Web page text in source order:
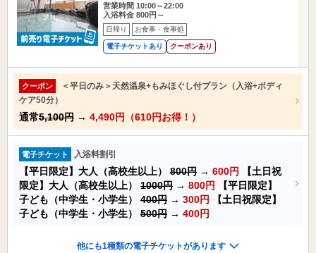
営業時間 10:00～22:00
入浴料金 800円～
日帰り お食事・食事処
電子チケットあり クーポンあり
クーポン
＜平日のみ＞天然温泉+もみほぐし付プラン（入浴+ボディ
ケア50分）
通常5,100円 → 4,490円（610円お得！）
電子チケット 入浴料割引
【平日限定】大人（高校生以上） 800円 → 600円
【土日祝
限定】大人（高校生以上） 1000円 → 800円
【平日限定】
子ども（中学生・小学生） 400円 → 300円
【土日祝限定】
子ども（中学生・小学生） 500円 → 400円
他にも1種類の電子チケットがあります